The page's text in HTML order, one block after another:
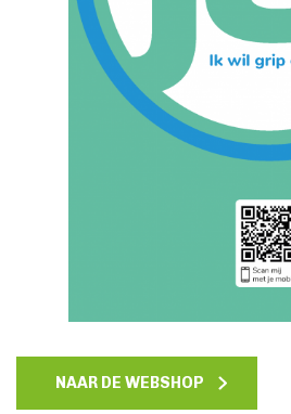
NAAR DE WEBSHOP